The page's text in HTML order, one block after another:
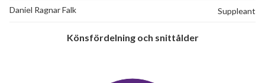
Daniel Ragnar Falk Suppleant
Könsfördelning och snittålder